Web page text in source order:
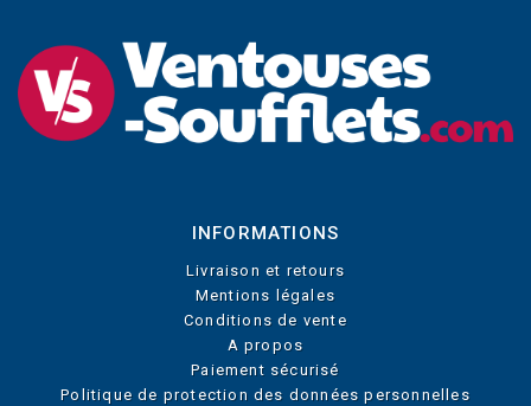
INFORMATIONS
Livraison et retours
Mentions légales
Conditions de vente
A propos
Paiement sécurisé
Politique de protection des données personnelles